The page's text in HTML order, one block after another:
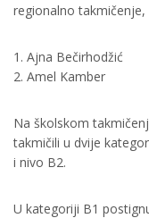
regionalno takmičenje,
1. Ajna Bečirhodžić
2. Amel Kamber
Na školskom
takmičili u dvije
i nivo B2.
U kategoriji B1